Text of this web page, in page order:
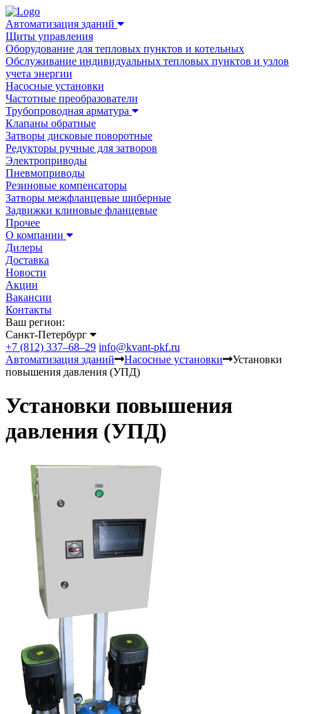
Автоматизация зданий
Щиты управления
Оборудование для тепловых пунктов и котельных
Обслуживание индивидуальных тепловых пунктов и узлов
учета энергии
Насосные установки
Частотные преобразователи
Трубопроводная арматура
Клапаны обратные
Затворы дисковые поворотные
Редукторы ручные для затворов
Электроприводы
Пневмоприводы
Резиновые компенсаторы
Затворы межфланцевые шиберные
Задвижки клиновые фланцевые
Прочее
О компании
Дилеры
Доставка
Новости
Акции
Вакансии
Контакты
Ваш регион:
Санкт-Петербург
+7 (812) 337–68–29 info@kvant-pkf.ru
Автоматизация зданий
Насосные установки
Установки
повышения давления (УПД)
Установки повышения
давления (УПД)